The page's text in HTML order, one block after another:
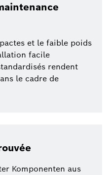
et le faible poids
facile
rendent
le cadre de
Komponenten aus